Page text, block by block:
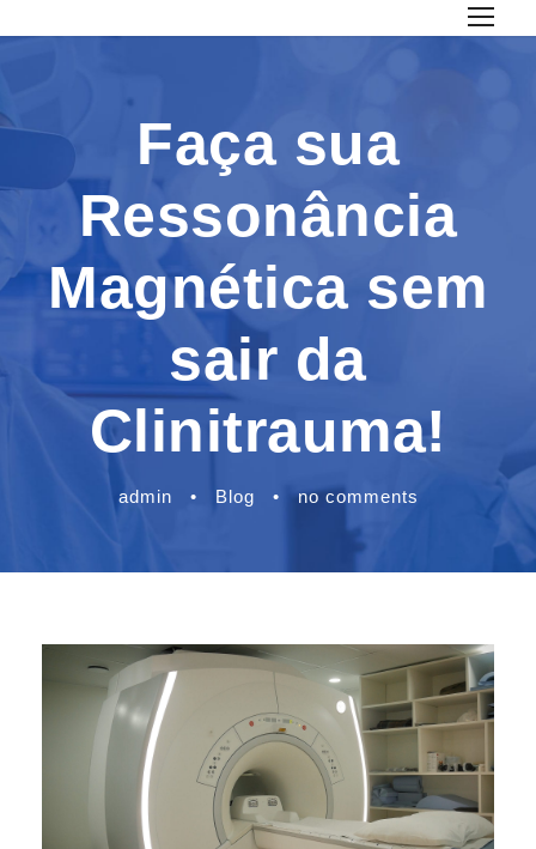
Faça sua
Ressonância
Magnética sem
sair da
Clinitrauma!
admin • Blog • no comments